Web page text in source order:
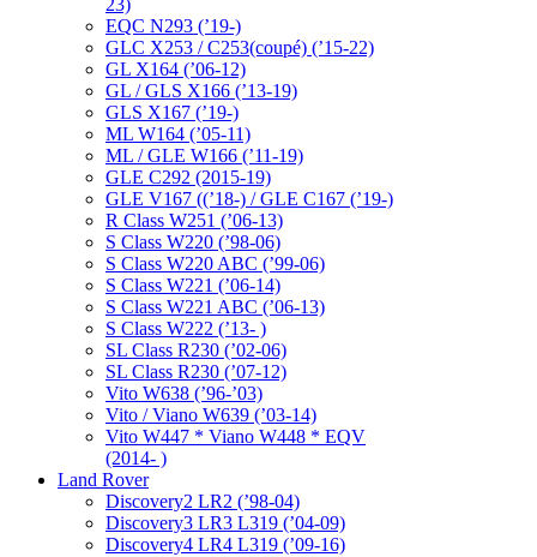
23)
EQC N293 (’19-)
GLC X253 / C253(coupé) (’15-22)
GL X164 (’06-12)
GL / GLS X166 (’13-19)
GLS X167 (’19-)
ML W164 (’05-11)
ML / GLE W166 (’11-19)
GLE C292 (2015-19)
GLE V167 ((’18-) / GLE C167 (’19-)
R Class W251 (’06-13)
S Class W220 (’98-06)
S Class W220 ABC (’99-06)
S Class W221 (’06-14)
S Class W221 ABC (’06-13)
S Class W222 (’13- )
SL Class R230 (’02-06)
SL Class R230 (’07-12)
Vito W638 (’96-’03)
Vito / Viano W639 (’03-14)
Vito W447 * Viano W448 * EQV
(2014- )
Land Rover
Discovery2 LR2 (’98-04)
Discovery3 LR3 L319 (’04-09)
Discovery4 LR4 L319 (’09-16)